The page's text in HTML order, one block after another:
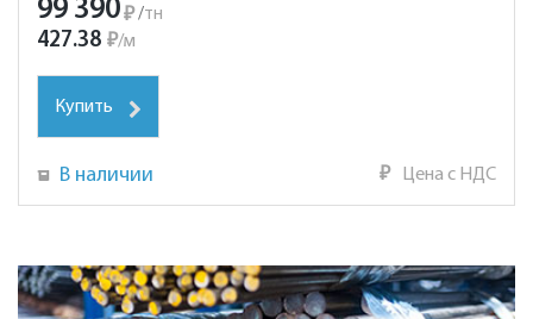
99 390₽ /тн
427.38 ₽/м
Купить
В наличии ₽ Цена с НДС